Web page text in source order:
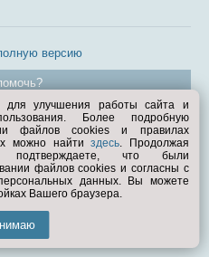
версию
1998—2026
улучшения работы сайта и
Более подробную
файлов cookies и правилах
можно найтиздесь. Продолжая
подтверждаете, что были
файлов cookies и согласны с
данных. Вы можете
Вашего браузера.